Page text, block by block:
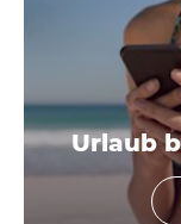
Urlaub